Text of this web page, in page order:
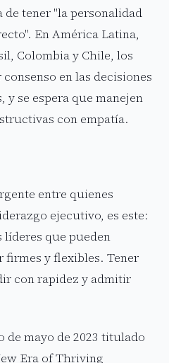
de tener "la personalidad
En América Latina,
Colombia y Chile, los
en las decisiones
y se espera que manejen
con empatía.
entre quienes
ejecutivo, es este:
que pueden
firmes y flexibles. Tener
con rapidez y admitir
mayo de 2023 titulado
Era of Thriving